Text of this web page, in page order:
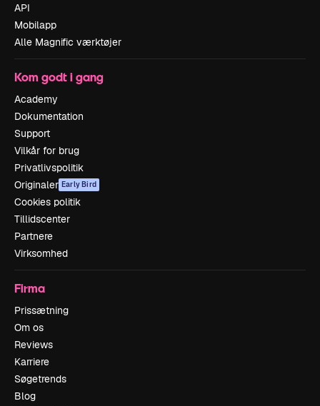
API
Mobilapp
Alle Magnific værktøjer
Kom godt i gang
Academy
Dokumentation
Support
Vilkår for brug
Privatlivspolitik
Originaler Early Bird
Cookies politik
Tillidscenter
Partnere
Virksomhed
Firma
Prissætning
Om os
Reviews
Karriere
Søgetrends
Blog